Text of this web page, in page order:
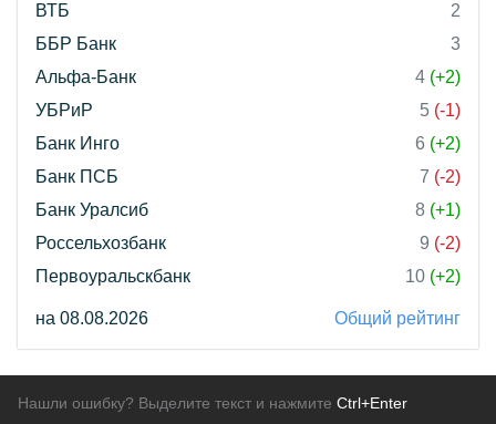
ВТБ
2
ББР Банк
3
Альфа-Банк
4 (+2)
УБРиР
5 (-1)
Банк Инго
6 (+2)
Банк ПСБ
7 (-2)
Банк Уралсиб
8 (+1)
Россельхозбанк
9 (-2)
Первоуральскбанк
10 (+2)
на 08.08.2026 Общий рейтинг
Нашли ошибку? Выделите текст и нажмите Ctrl+Enter